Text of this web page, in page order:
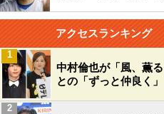
アクセスランキング
中村倫也が「風、薫
との「ずっと仲良く
1
2